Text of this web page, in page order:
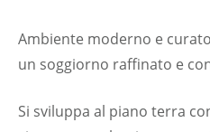
Ambiente moderno e
un soggiorno raffinato e
Si sviluppa al piano terra